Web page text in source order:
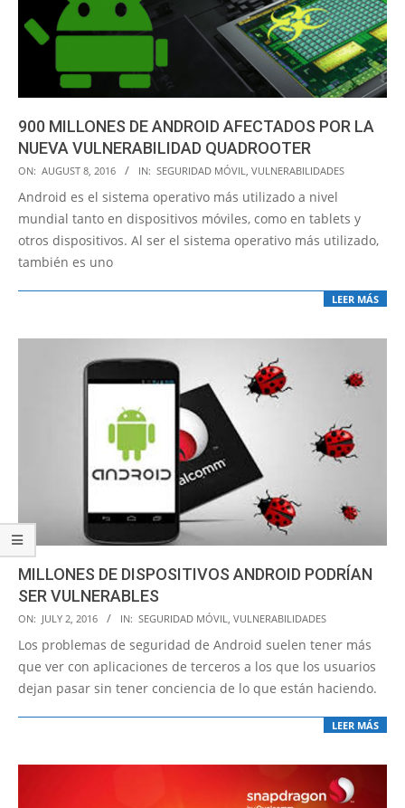
900 MILLONES DE ANDROID AFECTADOS POR LA
NUEVA VULNERABILIDAD QUADROOTER
2016-
08-
08
ON: AUGUST 8, 2016 IN: SEGURIDAD MÓVIL VULNERABILIDADES
Android es el sistema operativo más utilizado a nivel
mundial tanto en dispositivos móviles, como en tablets y
otros dispositivos. Al ser el sistema operativo más utilizado,
también es uno
LEER MÁS
MILLONES DE DISPOSITIVOS ANDROID PODRÍAN
SER VULNERABLES
2016-
07-
02
ON: JULY 2, 2016 IN: SEGURIDAD MÓVIL VULNERABILIDADES
Los problemas de seguridad de Android suelen tener más
que ver con aplicaciones de terceros a los que los usuarios
dejan pasar sin tener conciencia de lo que están haciendo.
LEER MÁS